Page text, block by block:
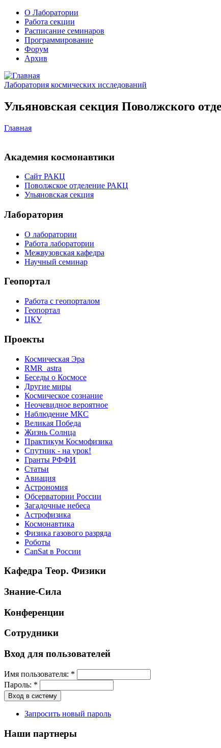
О Лаборатории
Работа секции
Расписание семинаров
Программирование
Форум
Архив
Лаборатория космических исследований
Ульяновская секция Поволжского
Главная
Академия космонавтики
Сайт РАКЦ
Поволжское отделение РАКЦ
Ульяновская секция
Лаборатория
О лаборатории
Работа лаборатории
Межвузовская кафедра
Научный семинар
Геопортал
Работа с геопорталом
Геопортал
ЦКУ
Проекты
Космическая Эра
RMR_astra
Беседы о Космосе
Другие миры
Космическое сознание
Неочевидное вероятное
Наблюдение МКС
Великая Победа
Жизнь Солнца
Практикум Космофизика
Спутник - на урок!
Гранты РФФИ
Статьи
Авиация
Астрономия
Обсерватории России
Загадочные небеса
Астрофизика
Космонавтика
Физика газового разряда
Роботы
CanSat в России
Кафедра Теор. Физики
Знание-Сила
Конференции
Сотрудники
Вход для пользователей
Имя пользователя: *
Пароль: *
Запросить новый пароль
Наши партнеры